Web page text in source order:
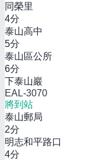
同榮里
4分
泰山高中
5分
泰山區公所
6分
下泰山巖
EAL-3070
將到站
泰山郵局
2分
明志和平路口
4分